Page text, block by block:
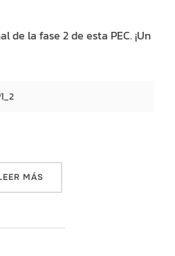
de la fase 2 de esta PEC. ¡Un
MÁS«LA PROSPECTORA. F2: PDF